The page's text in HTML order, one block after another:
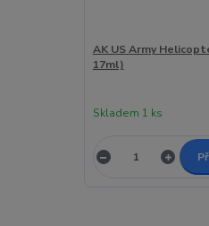
AK US Army
17ml)
Skladem 1 ks